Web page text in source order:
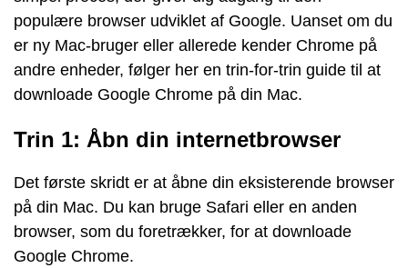
populære browser udviklet af Google. Uanset om du
er ny Mac-bruger eller allerede kender Chrome på
andre enheder, følger her en trin-for-trin guide til at
downloade Google Chrome på din Mac.
Trin 1: Åbn din internetbrowser
Det første skridt er at åbne din eksisterende browser
på din Mac. Du kan bruge Safari eller en anden
browser, som du foretrækker, for at downloade
Google Chrome.